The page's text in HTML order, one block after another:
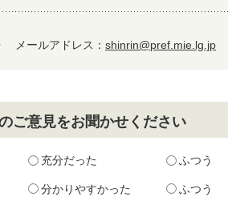
メールアドレス： shinrin@pref.mie.lg.jp
ご意見をお聞かせください
充分だった ふつう
分かりやすかった ふつう